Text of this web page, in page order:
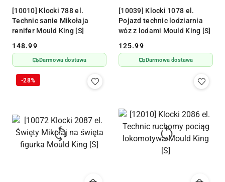
[10010] Klocki 788 el.
Technic sanie Mikołaja
renifer Mould King [S]
Cena:
148.99
Darmowa dostawa
[10039] Klocki 1078 el.
Pojazd technic lodziarnia
wóz z lodami Mould King [S]
Cena:
125.99
Darmowa dostawa
-28%